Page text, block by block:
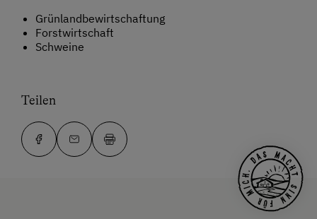
Grünlandbewirtschaftung
Forstwirtschaft
Schweine
Teilen